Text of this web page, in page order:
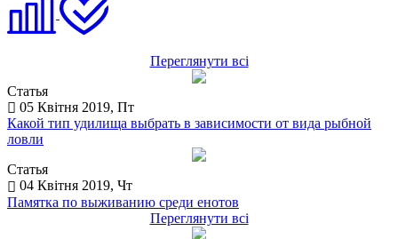
Переглянути всі
Статья
05 Квітня 2019, Пт
Какой тип удилища выбрать в зависимости от вида рыбной
ловли
Статья
04 Квітня 2019, Чт
Памятка по выживанию среди енотов
Переглянути всі